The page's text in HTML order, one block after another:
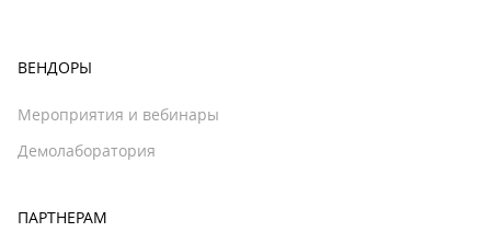
ВЕНДОРЫ
Мероприятия и вебинары
Демолаборатория
ПАРТНЕРАМ